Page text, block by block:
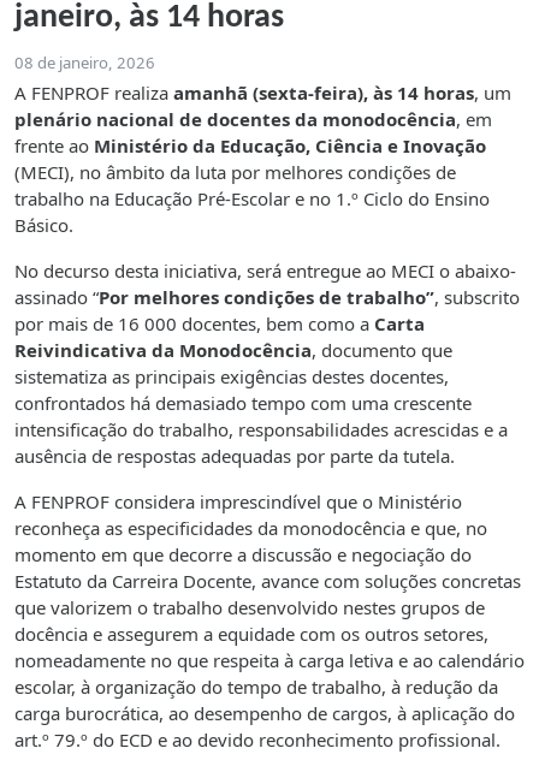
janeiro, às 14 horas
08 de janeiro, 2026
A FENPROF realiza amanhã (sexta-feira), às 14 horas, um
plenário nacional de docentes da monodocência, em
frente ao Ministério da Educação, Ciência e Inovação
(MECI), no âmbito da luta por melhores condições de
trabalho na Educação Pré-Escolar e no 1.º Ciclo do Ensino
Básico.
No decurso desta iniciativa, será entregue ao MECI o abaixo-
assinado “Por melhores condições de trabalho”, subscrito
por mais de 16 000 docentes, bem como a Carta
Reivindicativa da Monodocência, documento que
sistematiza as principais exigências destes docentes,
confrontados há demasiado tempo com uma crescente
intensificação do trabalho, responsabilidades acrescidas e a
ausência de respostas adequadas por parte da tutela.
A FENPROF considera imprescindível que o Ministério
reconheça as especificidades da monodocência e que, no
momento em que decorre a discussão e negociação do
Estatuto da Carreira Docente, avance com soluções concretas
que valorizem o trabalho desenvolvido nestes grupos de
docência e assegurem a equidade com os outros setores,
nomeadamente no que respeita à carga letiva e ao calendário
escolar, à organização do tempo de trabalho, à redução da
carga burocrática, ao desempenho de cargos, à aplicação do
art.º 79.º do ECD e ao devido reconhecimento profissional.